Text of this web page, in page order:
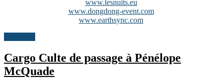
www.lesnuits.eu
www.dongdong-event.com
www.earthsync.com
Cargo Culte de passage à Pénélope
McQuade